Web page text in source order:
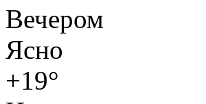
Вечером
Ясно
+19°